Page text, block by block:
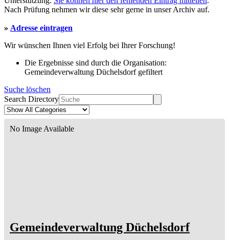
Nach Prüfung nehmen wir diese sehr gerne in unser Archiv auf.
» Adresse eintragen
Wir wünschen Ihnen viel Erfolg bei Ihrer Forschung!
Die Ergebnisse sind durch die Organisation:
Gemeindeverwaltung Düchelsdorf gefiltert
Suche löschen
Search Directory
No Image Available
Gemeindeverwaltung Düchelsdorf